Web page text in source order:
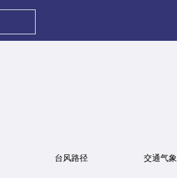
台风路径 交通气象